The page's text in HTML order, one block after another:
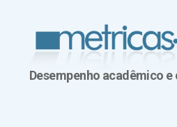
Desempenho acadêmico